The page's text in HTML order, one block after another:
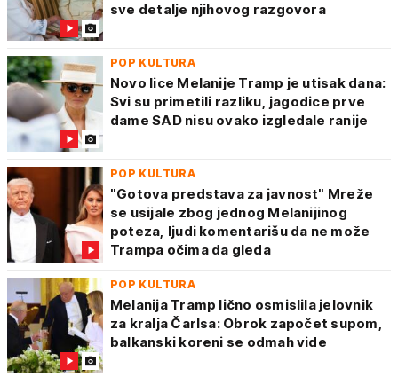
sve detalje njihovog razgovora
POP KULTURA
Novo lice Melanije Tramp je utisak dana:
Svi su primetili razliku, jagodice prve
dame SAD nisu ovako izgledale ranije
POP KULTURA
"Gotova predstava za javnost" Mreže
se usijale zbog jednog Melanijinog
poteza, ljudi komentarišu da ne može
Trampa očima da gleda
POP KULTURA
Melanija Tramp lično osmislila jelovnik
za kralja Čarlsa: Obrok započet supom,
balkanski koreni se odmah vide